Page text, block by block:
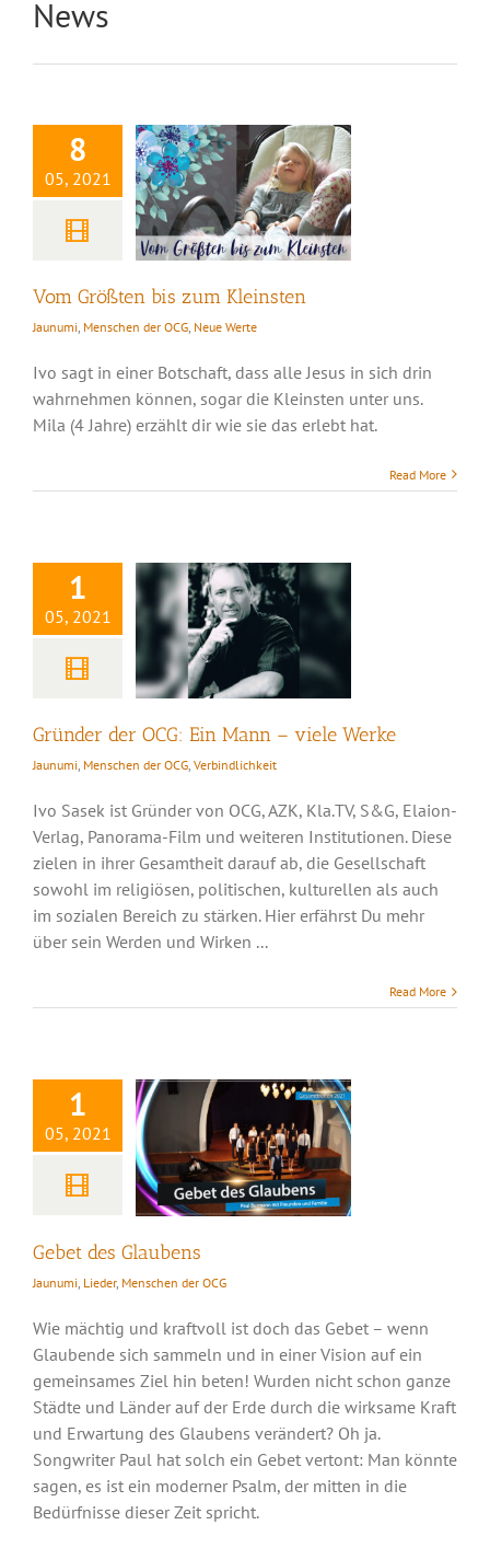
News
8
05, 2021
Vom Größten bis zum Kleinsten
Jaunumi Menschen der OCG Neue Werte
Ivo sagt in einer Botschaft, dass alle Jesus in sich drin
wahrnehmen können, sogar die Kleinsten unter uns.
Mila (4 Jahre) erzählt dir wie sie das erlebt hat.
Read More
1
05, 2021
Ein Mann – viele
Gründer der OCG: Ein Mann – viele Werke
Jaunumi, Menschen der OCG, Verbindlichkeit
Ivo Sasek ist Gründer von OCG, AZK, Kla.TV, S&G, Elaion-
Verlag, Panorama-Film und weiteren Institutionen. Diese
zielen in ihrer Gesamtheit darauf ab, die Gesellschaft
sowohl im religiösen, politischen, kulturellen als auch
im sozialen Bereich zu stärken. Hier erfährst Du mehr
über sein Werden und Wirken ...
Read More
1
05, 2021
Gebet des Glaubens
Gebet des Glaubens
Jaunumi Lieder, Menschen der OCG
Wie mächtig und kraftvoll ist doch das Gebet – wenn
Glaubende sich sammeln und in einer Vision auf ein
gemeinsames Ziel hin beten! Wurden nicht schon ganze
Städte und Länder auf der Erde durch die wirksame Kraft
und Erwartung des Glaubens verändert? Oh ja.
Songwriter Paul hat solch ein Gebet vertont: Man könnte
sagen, es ist ein moderner Psalm, der mitten in die
Bedürfnisse dieser Zeit spricht.